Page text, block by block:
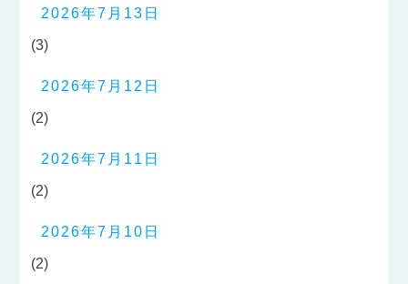
2026年7月13日
(3)
2026年7月12日
(2)
2026年7月11日
(2)
2026年7月10日
(2)